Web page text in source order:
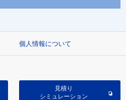
個人情報について
見積り
シミュレーション